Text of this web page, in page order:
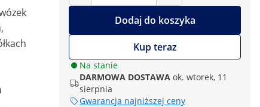
Dodaj do koszyka
Kup teraz
Na stanie
DARMOWA DOSTAWA ok. wtorek, 11
sierpnia
Gwarancja najniższej ceny